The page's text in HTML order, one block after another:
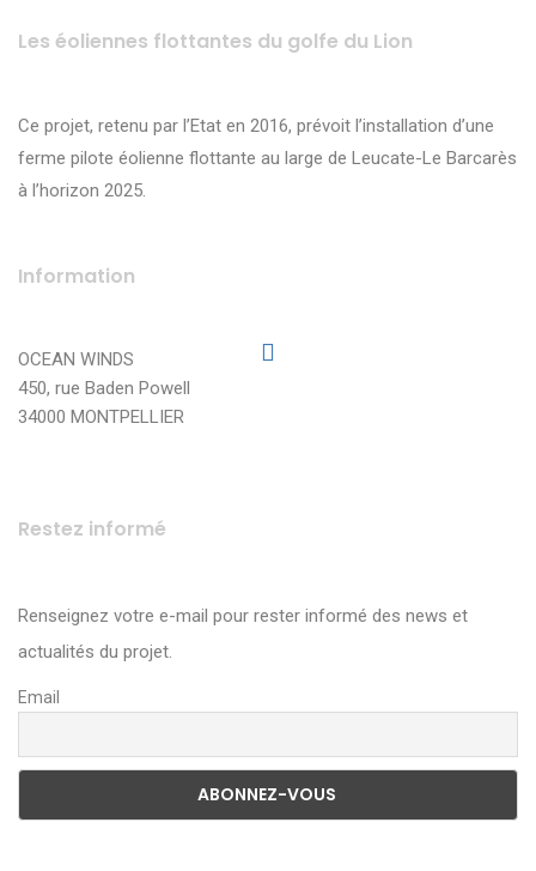
Les éoliennes flottantes du golfe du Lion
Ce projet, retenu par l’Etat en 2016, prévoit l’installation d’une
ferme pilote éolienne flottante au large de Leucate-Le Barcarès
à l’horizon 2025.
Information
OCEAN WINDS
450, rue Baden Powell
34000 MONTPELLIER
Restez informé
Renseignez votre e-mail pour rester informé des news et
actualités du projet.
Email